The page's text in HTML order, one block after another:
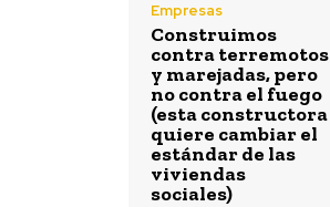
Empresas
Construimos
contra terremotos
y marejadas, pero
no contra el fuego
(esta constructora
quiere cambiar el
estándar de las
viviendas
sociales)